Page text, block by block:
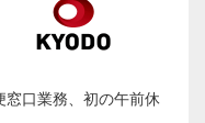
窓口業務、初の午前休